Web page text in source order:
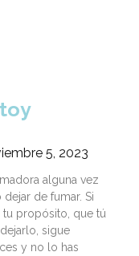
5, 2023
alguna vez
de fumar. Si
tu propósito, que tú
sigue
y no lo has